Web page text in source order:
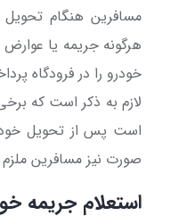
مسافرین هنگام
هرگونه جریمه یا
خودرو را در فرودگاه
لازم به ذکر است که
است پس از تحویل
صورت نیز مسافرین
استعلام جریمه